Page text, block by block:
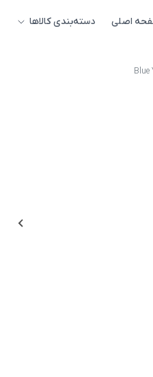
اصلی دسته‌بندی کالاها